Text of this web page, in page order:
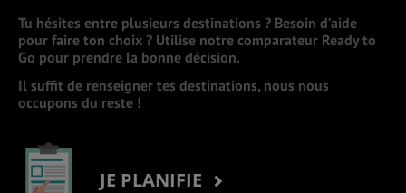
Tu hésites entre plusieurs destinations ? Besoin d’aide
pour faire ton choix ? Utilise notre comparateur Ready to
Go pour prendre la bonne décision.
Il suffit de renseigner tes destinations, nous nous
occupons du reste !
JE PLANIFIE